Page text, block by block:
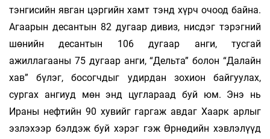
тэнгисийн явган цэргийн хамт тэнд хүрч очоод байна.
Агаарын десантын 82 дугаар дивиз, нисдэг тэрэгний
шөнийн десантын 106 дугаар анги, тусгай
ажиллагааны 75 дугаар анги, “Дельта” болон “Далайн
хав” бүлэг, босогчдыг удирдан зохион байгуулах,
сургах ангиуд мөн энд цуглараад буй юм. Энэ нь
Ираны нефтийн 90 хувийг гаргаж авдаг Хаарк арлыг
эзлэхээр бэлдэж буй хэрэг гэж Өрнөдийн хэвлэлүүд